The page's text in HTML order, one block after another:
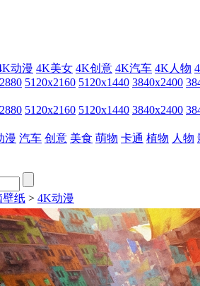
动漫 4K美女 4K创意 4K汽车 4K人物
5120x2160 5120x1440 3840x2400
5120x2160 5120x1440 3840x2400
漫 汽车 创意 美食 萌物 卡通 植物 人物
壁纸 > 4K动漫